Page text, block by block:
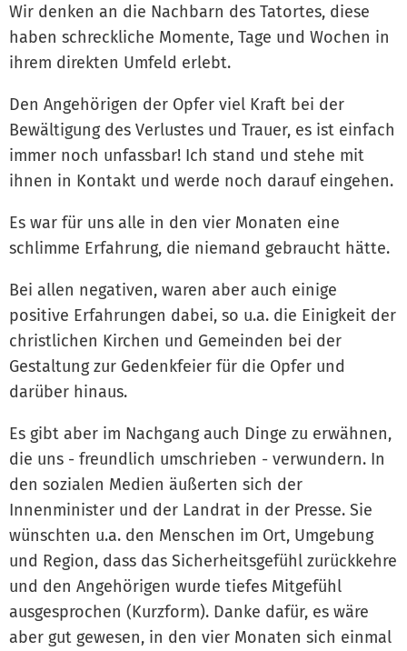
Wir denken an die Nachbarn des Tatortes, diese
haben schreckliche Momente, Tage und Wochen in
ihrem direkten Umfeld erlebt.
Den Angehörigen der Opfer viel Kraft bei der
Bewältigung des Verlustes und Trauer, es ist einfach
immer noch unfassbar! Ich stand und stehe mit
ihnen in Kontakt und werde noch darauf eingehen.
Es war für uns alle in den vier Monaten eine
schlimme Erfahrung, die niemand gebraucht hätte.
Bei allen negativen, waren aber auch einige
positive Erfahrungen dabei, so u.a. die Einigkeit der
christlichen Kirchen und Gemeinden bei der
Gestaltung zur Gedenkfeier für die Opfer und
darüber hinaus.
Es gibt aber im Nachgang auch Dinge zu erwähnen,
die uns - freundlich umschrieben - verwundern. In
den sozialen Medien äußerten sich der
Innenminister und der Landrat in der Presse. Sie
wünschten u.a. den Menschen im Ort, Umgebung
und Region, dass das Sicherheitsgefühl zurückkehre
und den Angehörigen wurde tiefes Mitgefühl
ausgesprochen (Kurzform). Danke dafür, es wäre
aber gut gewesen, in den vier Monaten sich einmal